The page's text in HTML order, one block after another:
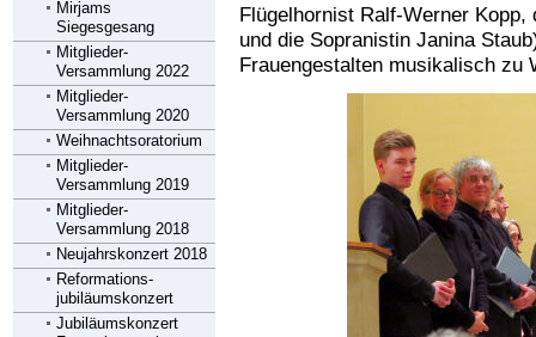
Mirjams
Siegesgesang
Mitglieder-
Versammlung 2022
Mitglieder-
Versammlung 2020
Weihnachtsoratorium
Mitglieder-
Versammlung 2019
Mitglieder-
Versammlung 2018
Neujahrskonzert 2018
Reformations-
jubiläumskonzert
Jubiläumskonzert
Flügelhornist Ralf-Werner
und die Sopranistin Janina
Frauengestalten musikalisch zu